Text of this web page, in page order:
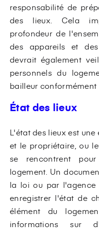
responsabilité de
des lieux. Cela
profondeur de
des appareils et
devrait également
personnels du
bailleur conformément
État des lieux
L'état des lieux est
et le propriétaire, ou
se rencontrent
logement. Un
la loi ou par l'agence
enregistrer l'état de
élément du
informations sur